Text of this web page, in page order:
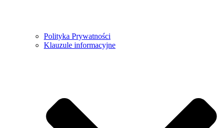
Polityka Prywatności
Klauzule informacyjne